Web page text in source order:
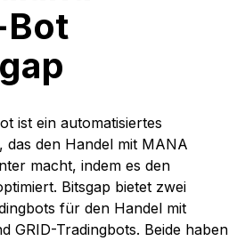
ist ein automatisiertes
den Handel mit MANA
macht, indem es den
Bitsgap bietet zwei
für den Handel mit
GRID-Tradingbots. Beide haben